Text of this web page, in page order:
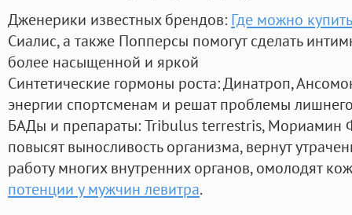
Дженерики известных брендов: Где можно
Сиалис, а также Попперсы помогут сделать
более насыщенной и яркой
Синтетические гормоны роста: Динатроп,
энергии спортсменам и решат проблемы
БАДы и препараты:Tribulus terrestris, Мориамин
повысят выносливость организма, вернут
работу многих внутренних органов, омолодят
потенции у мужчин левитра.